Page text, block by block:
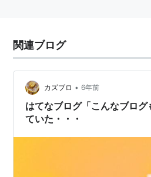
関連ブログ
カズブロ • 6年前
はてなブログ「こんなブロ
ていた・・・